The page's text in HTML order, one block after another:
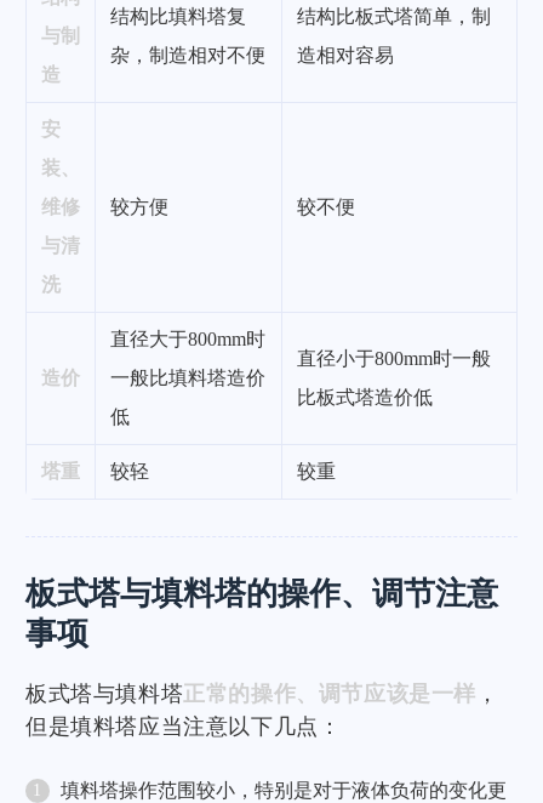
与制
造
结构比填料塔复
杂，制造相对不便
结构比板式塔简单，制
造相对容易
安
装、
维修
与清
洗
较方便 较不便
造价
直径大于800mm时
一般比填料塔造价
低
直径小于800mm时一般
比板式塔造价低
塔重 较轻 较重
板式塔与填料塔的操作、调节注意
事项
板式塔与填料塔正常的操作、调节应该是一样 ，
但是填料塔应当注意以下几点：
填料塔操作范围较小，特别是对于液体负荷的变化更